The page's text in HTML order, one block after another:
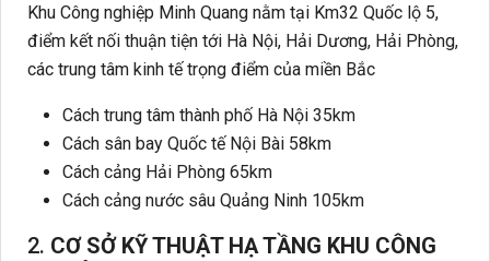
Khu Công nghiệp Minh Quang nằm tại Km32 Quốc lộ 5,
điểm kết nối thuận tiện tới Hà Nội, Hải Dương, Hải Phòng,
các trung tâm kinh tế trọng điểm của miền Bắc
Cách trung tâm thành phố Hà Nội 35km
Cách sân bay Quốc tế Nội Bài 58km
Cách cảng Hải Phòng 65km
Cách cảng nước sâu Quảng Ninh 105km
2. CƠ SỞ KỸ THUẬT HẠ TẦNG KHU CÔNG